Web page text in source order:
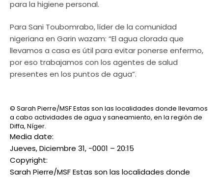
para la higiene personal.
Para Sani Toubomrabo, líder de la comunidad
nigeriana en Garin wazam: “El agua clorada que
llevamos a casa es útil para evitar ponerse enfermo,
por eso trabajamos con los agentes de salud
presentes en los puntos de agua”.
© Sarah Pierre/MSF Estas son las localidades donde llevamos
a cabo actividades de agua y saneamiento, en la región de
Diffa, Níger.
Media date:
Jueves, Diciembre 31, -0001 – 20:15
Copyright:
Sarah Pierre/MSF Estas son las localidades donde